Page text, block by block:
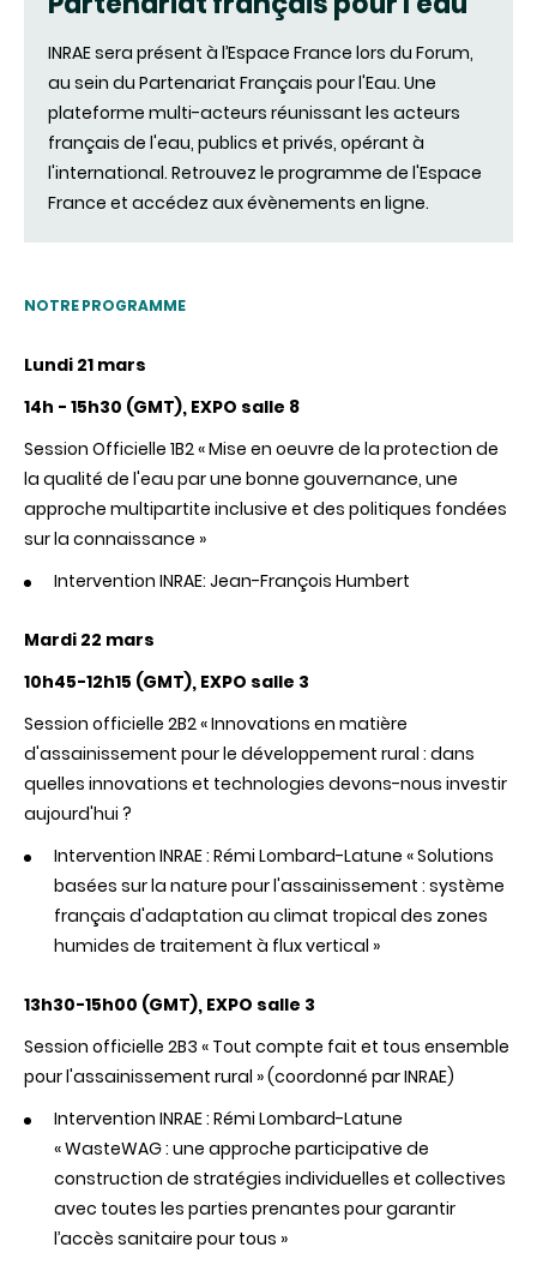
fenêtre)
INRAE ​​sera présent à l’Espace France lors du Forum,
au sein du Partenariat Français pour l'Eau. Une
plateforme multi-acteurs réunissant les acteurs
français de l'eau, publics et privés, opérant à
l'international. Retrouvez le programme de l'Espace
France et accédez aux évènements en ligne.
NOTRE PROGRAMME
Lundi 21 mars
14h - 15h30 (GMT), EXPO salle 8
Session Officielle 1B2 « Mise en oeuvre de la protection de
la qualité de l'eau par une bonne gouvernance, une
approche multipartite inclusive et des politiques fondées
sur la connaissance »
Intervention INRAE: Jean-François Humbert
Mardi 22 mars
10h45-12h15 (GMT), EXPO salle 3
Session officielle 2B2 « Innovations en matière
d'assainissement pour le développement rural : dans
quelles innovations et technologies devons-nous investir
aujourd'hui ?
Intervention INRAE : Rémi Lombard-Latune « Solutions
basées sur la nature pour l'assainissement : système
français d'adaptation au climat tropical des zones
humides de traitement à flux vertical »
13h30-15h00 (GMT), EXPO salle 3
Session officielle 2B3 « Tout compte fait et tous ensemble
pour l'assainissement rural » (coordonné par INRAE)
Intervention INRAE: Rémi Lombard-Latune
« WasteWAG : une approche participative de
construction de stratégies individuelles et collectives
avec toutes les parties prenantes pour garantir
l’accès sanitaire pour tous »